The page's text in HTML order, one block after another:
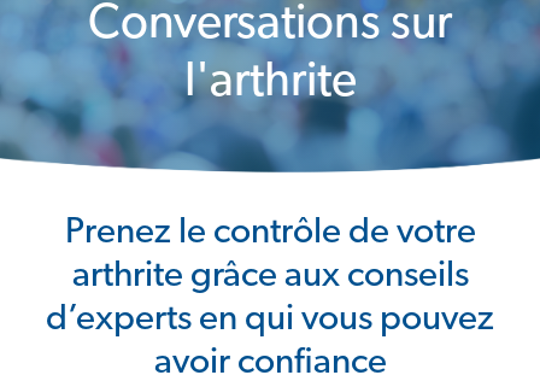
Conversations sur
l'arthrite
Prenez le contrôle de votre
arthrite grâce aux conseils
d’experts en qui vous pouvez
avoir confiance